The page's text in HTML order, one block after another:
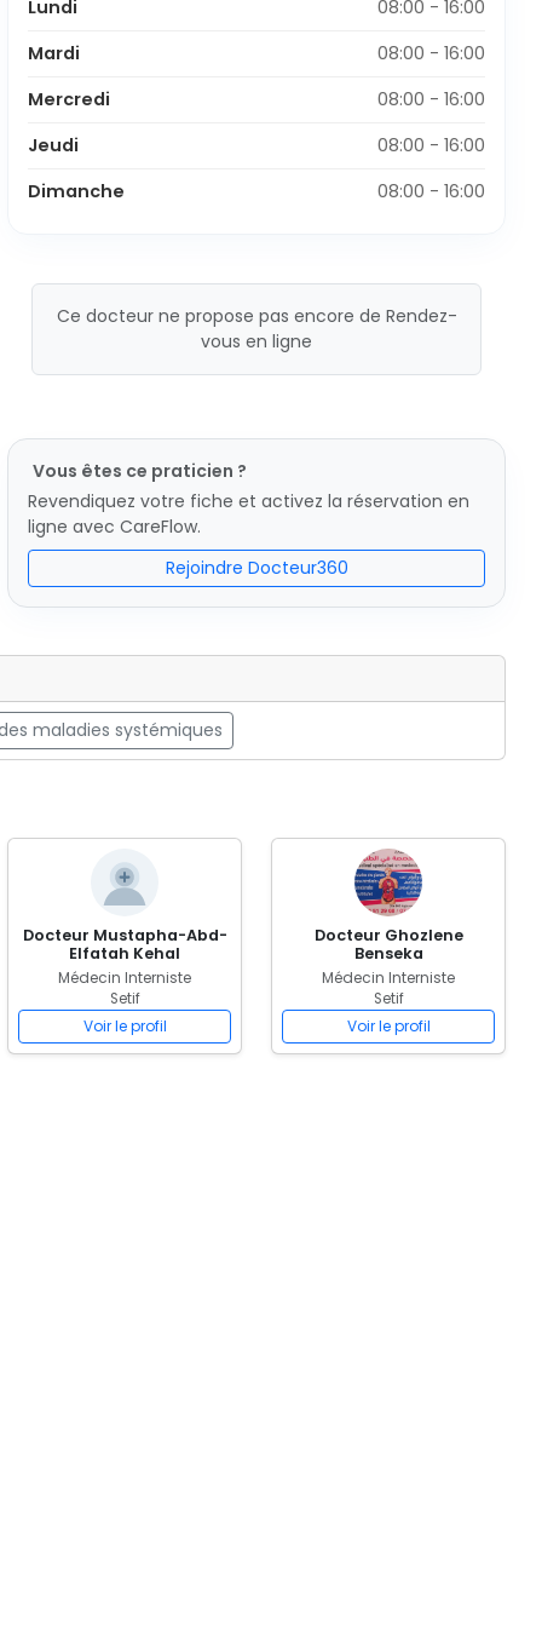
Lundi
08:00 - 16:00
Mardi
08:00 - 16:00
Mercredi
08:00 - 16:00
Jeudi
08:00 - 16:00
Dimanche
08:00 - 16:00
Ce docteur ne propose pas encore de Rendez-
vous en ligne
Vous êtes ce praticien ?
Revendiquez votre fiche et activez la réservation en
ligne avec CareFlow.
Rejoindre Docteur360
maladies systémiques
Docteur Mustapha-Abd-
Elfatah Kehal
Médecin Interniste
Setif
Voir le profil
Docteur Ghozlene
Benseka
Médecin Interniste
Setif
Voir le profil